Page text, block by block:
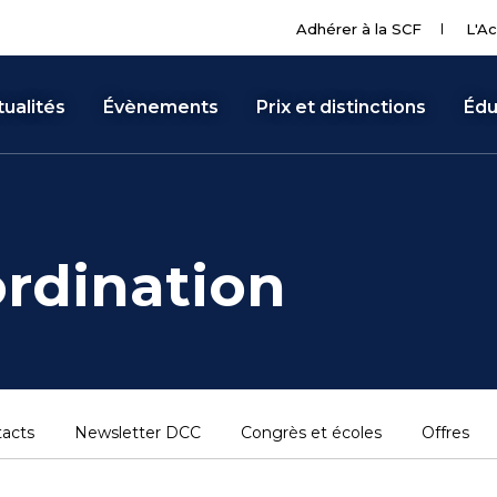
Adhérer à la SCF
Évènements Prix et distinctions
Newsletter DCC Congrès et écoles Offres